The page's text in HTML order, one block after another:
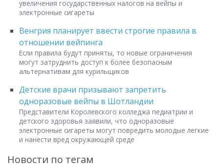
увеличения государственных налогов на вейпы и
электронные сигареты
Венгрия планирует ввести строгие правила в
отношении вейпинга
Если правила будут приняты, то новые ограничения
могут затруднить доступ к более безопасным
альтернативам для курильщиков
Детские врачи призывают запретить
одноразовые вейпы в Шотландии
Представители Королевского колледжа педиатрии и
детского здоровья заявили, что одноразовые
электронные сигареты могут повредить молодые легкие
и нанести вред окружающей среде
Новости по тегам